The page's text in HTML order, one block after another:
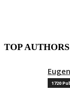
TOP AUTHORS
1720